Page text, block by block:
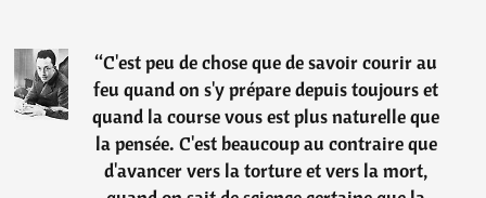
“C'est peu de chose que de savoir courir au
feu quand on s'y prépare depuis toujours et
quand la course vous est plus naturelle que
la pensée. C'est beaucoup au contraire que
d'avancer vers la torture et vers la mort,